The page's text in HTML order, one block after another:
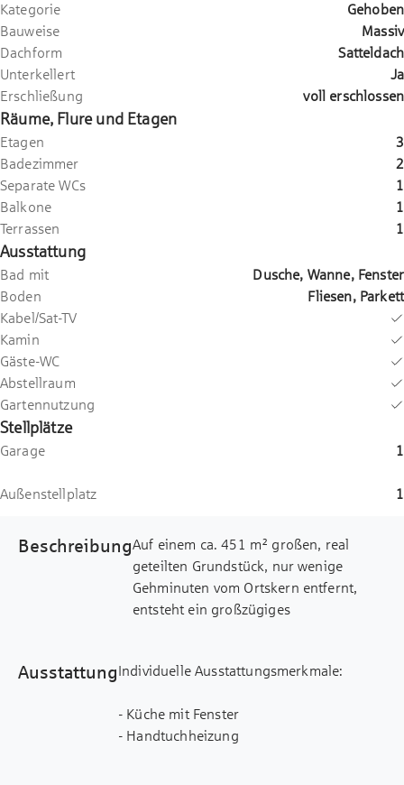
Kategorie
Gehoben
Bauweise
Massiv
Dachform
Satteldach
Unterkellert
Ja
Erschließung
voll erschlossen
Räume, Flure und Etagen
Etagen
3
Badezimmer
2
Separate WCs
1
Balkone
1
Terrassen
1
Ausstattung
Bad mit
Dusche, Wanne, Fenster
Boden
Fliesen, Parkett
Kabel/Sat-TV
Kamin
Gäste-WC
Abstellraum
Gartennutzung
Stellplätze
Garage 1
Außenstellplatz 1
BeschreibungAuf einem ca. 451 m² großen, real
geteilten Grundstück, nur wenige
Gehminuten vom Ortskern entfernt,
entsteht ein großzügiges
Blockwandschalung im Obergeschoss.
renommiertes, heimisches
Familienunternehmen. Der neue
AusstattungIndividuelle Ausstattungsmerkmale:
- Küche mit Fenster
- Handtuchheizung